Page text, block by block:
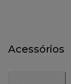
Acessórios